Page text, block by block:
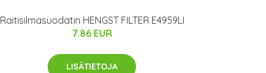
Raitisilmasuodatin HENGST FILTER E4959LI
7.86 EUR
LISÄTIETOJA